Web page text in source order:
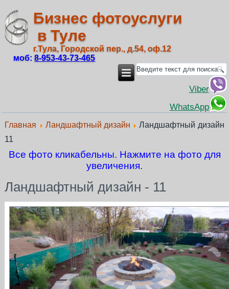
Бизнес фотоуслуги
в Туле
г.Тула, Городской пер., д.54, оф.12
моб: 8‑953‑43‑73‑465
Viber
WhatsApp
Главная Ландшафтный дизайн
Ландшафтный дизайн
11
Все фото кликабельны. Нажмите на фото для
увеличения.
Ландшафтный дизайн - 11